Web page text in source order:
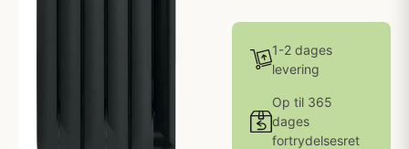
1-2 dages
levering
Op til 365
dages
fortrydelsesret